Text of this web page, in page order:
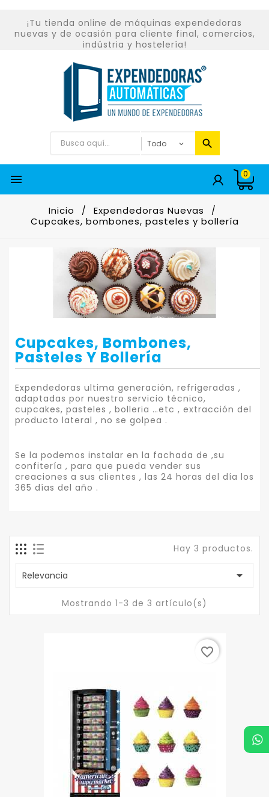
¡Tu tienda online de máquinas expendedoras
nuevas y de ocasión para cliente final, comercios,
indústria y hostelería!
 0
Inicio
Expendedoras Nuevas
Cupcakes, bombones, pasteles y bollería
Cupcakes, Bombones,
Pasteles Y Bollería
Expendedoras ultima generación, refrigeradas ,
adaptadas por nuestro servicio técnico,
cupcakes, pasteles , bolleria …etc , extracción del
producto lateral , no se golpea .
Se la podemos instalar en la fachada de ,su
confitería , para que pueda vender sus
creaciones a sus clientes , las 24 horas del día los
365 días del año .
Hay 3 productos.
Relevancia 
Mostrando 1-3 de 3 artículo(s)
favorite_border